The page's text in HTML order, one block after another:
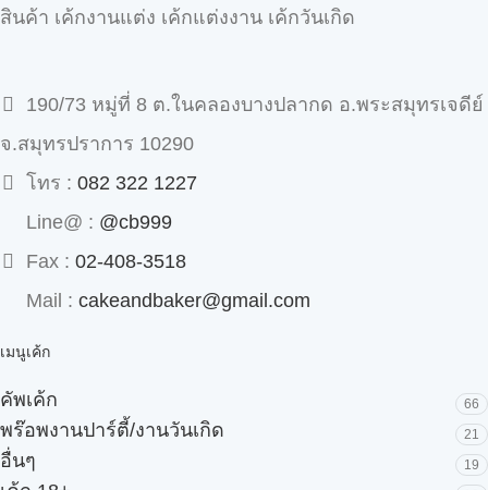
สินค้า เค้กงานแต่ง เค้กแต่งงาน เค้กวันเกิด
190/73 หมู่ที่ 8 ต.ในคลองบางปลากด อ.พระสมุทรเจดีย์
จ.สมุทรปราการ 10290
โทร : 082 322 1227
Line@ : @cb999
Fax : 02-408-3518
Mail : cakeandbaker@gmail.com
เมนูเค้ก
คัพเค้ก 66
พร๊อพงานปาร์ตี้/งานวันเกิด 21
อื่นๆ 19